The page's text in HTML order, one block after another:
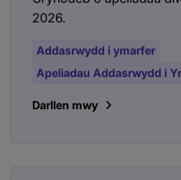
2026.
Addasrwydd i ymarfer
Apeliadau Addasrwydd i
Darllen mwy